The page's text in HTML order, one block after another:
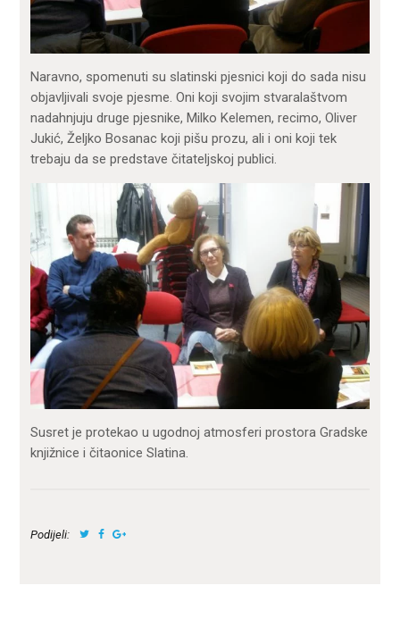
Naravno, spomenuti su slatinski pjesnici koji do sada nisu
objavljivali svoje pjesme. Oni koji svojim stvaralaštvom
nadahnjuju druge pjesnike, Milko Kelemen, recimo, Oliver
Jukić, Željko Bosanac koji pišu prozu, ali i oni koji tek
trebaju da se predstave čitateljskoj publici.
Susret je protekao u ugodnoj atmosferi prostora Gradske
knjižnice i čitaonice Slatina.
Podijeli: